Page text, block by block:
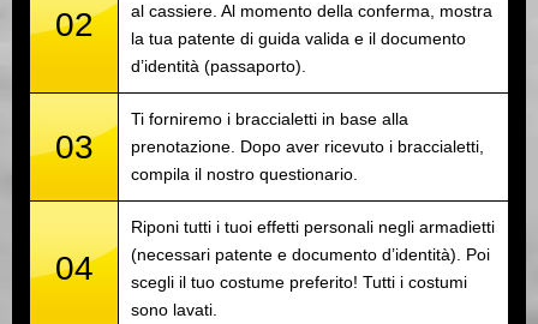
02
al cassiere. Al momento della conferma, mostra
la tua patente di guida valida e il documento
d’identità (passaporto).
03
Ti forniremo i braccialetti in base alla
prenotazione. Dopo aver ricevuto i braccialetti,
compila il nostro questionario.
04
Riponi tutti i tuoi effetti personali negli armadietti
(necessari patente e documento d’identità). Poi
scegli il tuo costume preferito! Tutti i costumi
sono lavati.